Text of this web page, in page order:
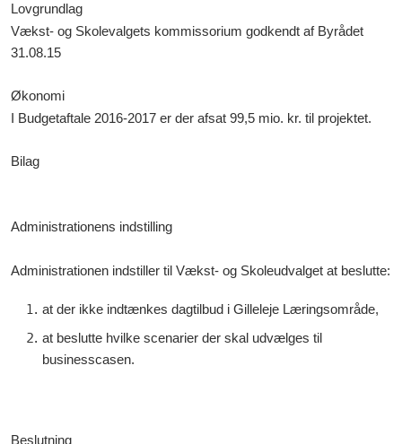
Lovgrundlag
Vækst- og Skolevalgets kommissorium godkendt af Byrådet
31.08.15
Økonomi
I Budgetaftale 2016-2017 er der afsat 99,5 mio. kr. til projektet.
Bilag
Administrationens indstilling
Administrationen indstiller til Vækst- og Skoleudvalget at beslutte:
at der ikke indtænkes dagtilbud i Gilleleje Læringsområde,
at beslutte hvilke scenarier der skal udvælges til
businesscasen.
Beslutning